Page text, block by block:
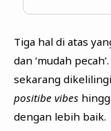
Tiga hal di atas
dan ‘mudah
sekarang
positibe vibes
dengan lebih baik.